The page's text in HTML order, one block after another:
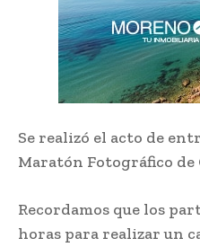
Se realizó el acto de
Maratón Fotográfico de
Recordamos que los
horas para realizar un